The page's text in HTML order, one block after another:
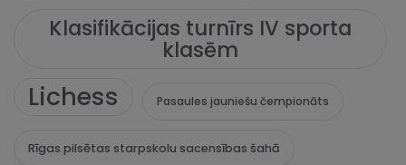
Klasifikācijas turnīrs IV sporta
klasēm
Lichess Pasaules jauniešu čempionāts
Rīgas pilsētas starpskolu sacensības šahā